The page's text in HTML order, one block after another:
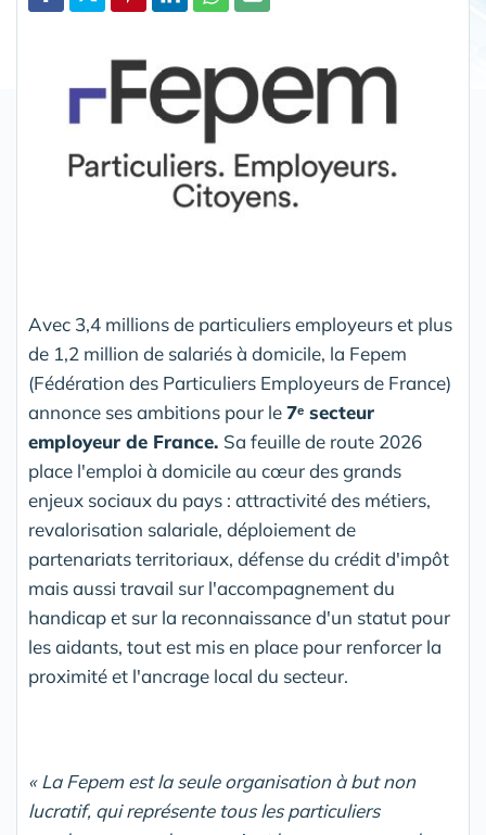
Avec 3,4 millions de particuliers employeurs et plus
de 1,2 million de salariés à domicile, la Fepem
(Fédération des Particuliers Employeurs de France)
annonce ses ambitions pour le7ᵉ secteur
employeur de France. Sa feuille de route 2026
place l'emploi à domicile au cœur des grands
enjeux sociaux du pays : attractivité des métiers,
revalorisation salariale, déploiement de
partenariats territoriaux, défense du crédit d'impôt
mais aussi travail sur l'accompagnement du
handicap et sur la reconnaissance d'un statut pour
les aidants, tout est mis en place pour renforcer la
proximité et l'ancrage local du secteur.
« La Fepem est la seule organisation à but non
lucratif, qui représente tous les particuliers